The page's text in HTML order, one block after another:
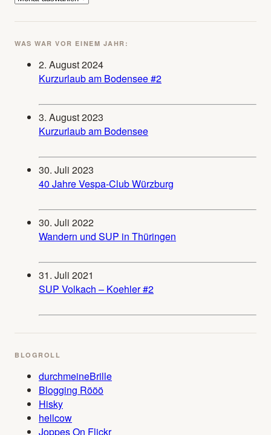
WAS WAR VOR EINEM JAHR:
2. August 2024
Kurzurlaub am Bodensee #2
3. August 2023
Kurzurlaub am Bodensee
30. Juli 2023
40 Jahre Vespa-Club Würzburg
30. Juli 2022
Wandern und SUP in Thüringen
31. Juli 2021
SUP Volkach – Koehler #2
BLOGROLL
durchmeineBrille
Blogging Rööö
Hisky
hellcow
Joppes On Flickr